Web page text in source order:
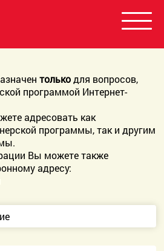
толькодля вопросов,
программой Интернет-
адресовать как
программы, так и другим
Вы можете также
адресу: